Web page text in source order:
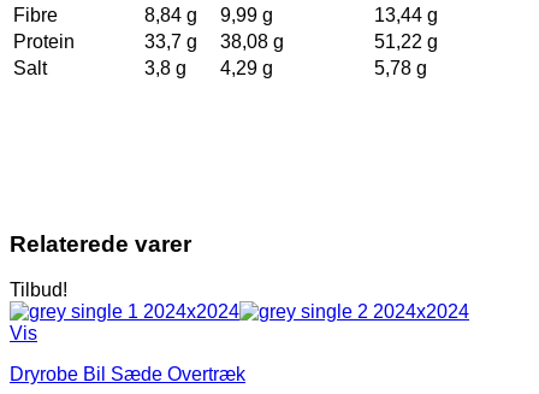
Fibre
8,84 g 9,99 g
13,44 g
Protein
33,7 g 38,08 g
51,22 g
Salt
3,8 g 4,29 g 5,78 g
Relaterede varer
Tilbud!
Vis
Dryrobe Bil Sæde Overtræk